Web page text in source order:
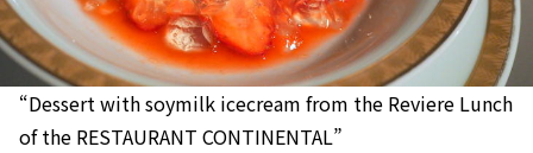
“Dessert with soymilk icecream from the Reviere Lunch
of the RESTAURANT CONTINENTAL”